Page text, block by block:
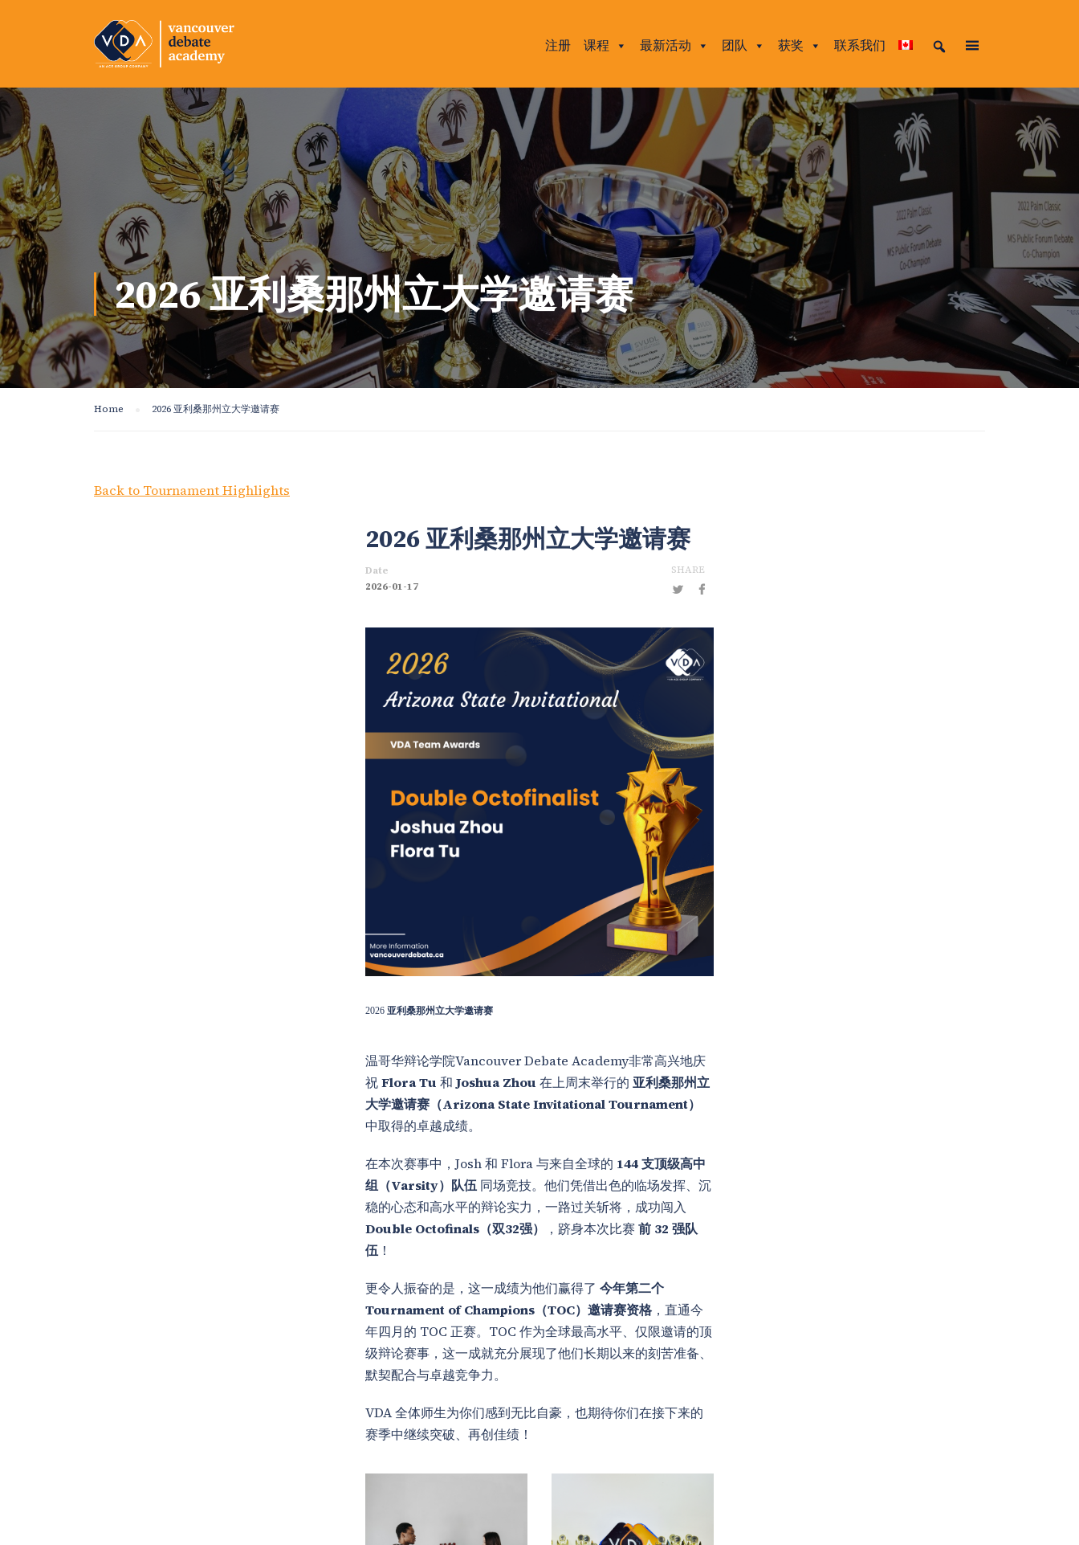
注册 课程 最新活动 团队 获奖 联系我们
2026 亚利桑那州立大学邀请赛
Home 2026 亚利桑那州立大学邀请赛
Back to Tournament Highlights
2026 亚利桑那州立大学邀请赛
Date
2026-01-17
SHARE
2026 亚利桑那州立大学邀请赛
温哥华辩论学院Vancouver Debate Academy非常高兴地庆
祝Flora Tu 和 Joshua Zhou 在上周末举行的 亚利桑那州立
大学邀请赛（Arizona State Invitational Tournament）
中取得的卓越成绩。
在本次赛事中，Josh 和 Flora 与来自全球的 144 支顶级高中
组（Varsity）队伍 同场竞技。他们凭借出色的临场发挥、沉
稳的心态和高水平的辩论实力，一路过关斩将，成功闯入
Double Octofinals（双32强）
，跻身本次比赛 前 32 强队
伍 ！
更令人振奋的是，这一成绩为他们赢得了 今年第二个
Tournament of Champions（TOC）邀请赛资格 ，直通今
年四月的 TOC 正赛。TOC 作为全球最高水平、仅限邀请的顶
级辩论赛事，这一成就充分展现了他们长期以来的刻苦准备、
默契配合与卓越竞争力。
VDA 全体师生为你们感到无比自豪，也期待你们在接下来的
赛季中继续突破、再创佳绩！